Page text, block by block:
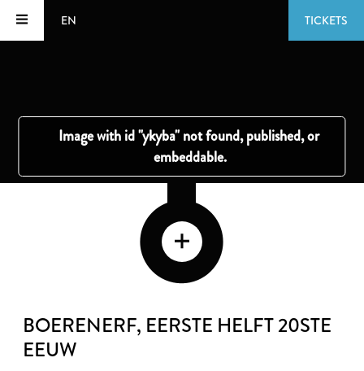
EN TICKETS
BOERENERF, EERSTE HELFT 20STE
EEUW